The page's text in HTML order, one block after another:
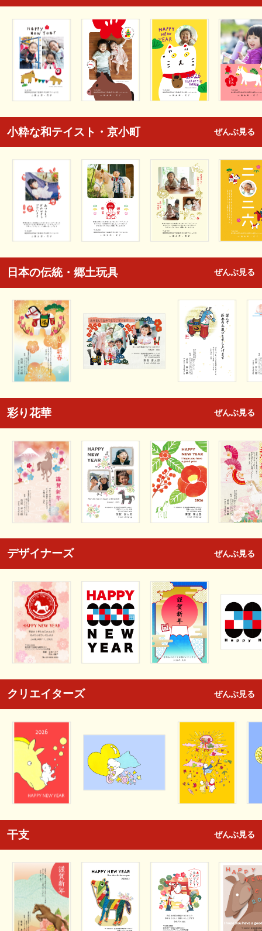
小粋な和テイスト・京小町 ぜんぶ見る
日本の伝統・郷土玩具 ぜんぶ見る
彩り花華 ぜんぶ見る
デザイナーズ ぜんぶ見る
クリエイターズ ぜんぶ見る
干支 ぜんぶ見る